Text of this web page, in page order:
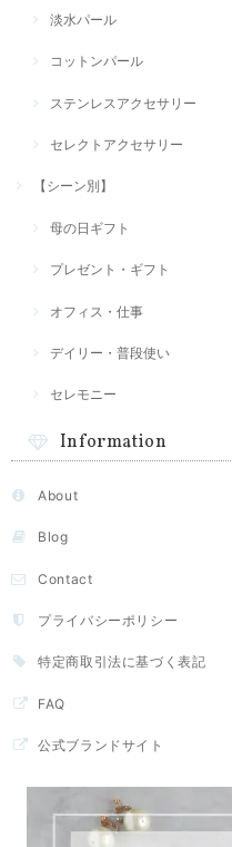
淡水パール
コットンパール
ステンレスアクセサリー
セレクトアクセサリー
【シーン別】
母の日ギフト
プレゼント・ギフト
オフィス・仕事
デイリー・普段使い
セレモニー
Information
About
Blog
Contact
プライバシーポリシー
特定商取引法に基づく表記
FAQ
公式ブランドサイト